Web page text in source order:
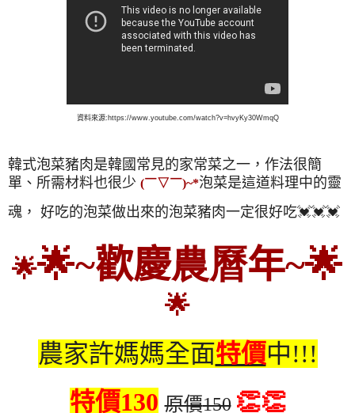
資料來源:https://www.youtube.com/watch?v=hvyKy30WmqQ
韓式泡菜豬肉是韓國常見的家常菜之一， 作法很簡
單、所需材料也很少 (￣▽￣)~*泡菜是這道料理中的靈
魂， 好吃的泡菜做出來的泡菜豬肉一定很好吃💓💓💓
🌟🌟~歡慶農曆年~🌟
🌟
農家許媽媽全面特價中!!!
特價130 原價150 👏👏